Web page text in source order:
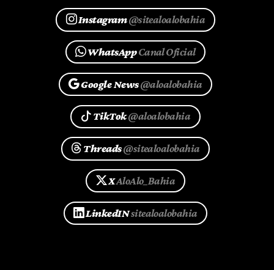
Instagram@sitealoalobahia
WhatsAppCanal Oficial
Google News@aloalobahia
TikTok@aloalobahia
Threads@sitealoalobahia
XAloAlo_Bahia
LinkedINsitealoalobahia